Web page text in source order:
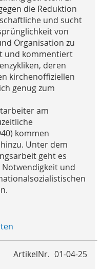
die Reduktion
und sucht
von
Organisation zu
und kommentiert
deren
kirchenoffiziellen
genug zum
am
kommen
Unter dem
geht es
und
ArtikelNr. 01-04-25